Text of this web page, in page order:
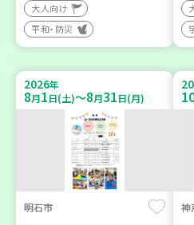
大人向け
平和・防災
2026年
8月1日(土)～8月31日(月)
明石市 神